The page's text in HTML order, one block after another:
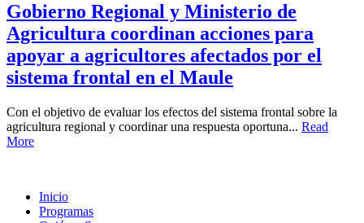
Gobierno Regional y Ministerio de
Agricultura coordinan acciones para
apoyar a agricultores afectados por el
sistema frontal en el Maule
Con el objetivo de evaluar los efectos del sistema frontal sobre la
agricultura regional y coordinar una respuesta oportuna... Read
More
Inicio
Programas